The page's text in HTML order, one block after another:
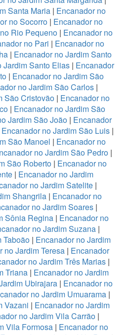
Santa Maria | Encanador no
no Socorro| Encanador no
Rio Pequeno| Encanador no
no Pari | Encanador no
| Encanador no Jardim Santo
Jardim Santo Elias| Encanador
| Encanador no Jardim São
no Jardim São Carlos |
São Cristovão| Encanador no
| Encanador no Jardim São
Jardim São João | Encanador
Encanador no Jardim São Luis |
São Manoel | Encanador no
no Jardim São Pedro|
São Roberto | Encanador no
| Encanador no Jardim
no Jardim Satelite|
Shangrila| Encanador no
no Jardim Soares|
Sônia Regina | Encanador no
no Jardim Suzana |
Taboão| Encanador no Jardim
no Jardim Teresa | Encanador
no Jardim Três Marias |
Triana| Encanador no Jardim
Ubirajara | Encanador no
no Jardim Umuarama|
Vazani | Encanador no Jardim
no Jardim Vila Carrão |
Vila Formosa| Encanador no